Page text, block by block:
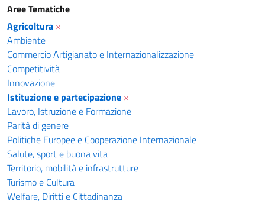
Catalogo bandi - Servizi Digitali Regione
Aree Tematiche
Agricoltura ×
Ambiente
Commercio Artigianato e Internazionalizzazione
Competitività
Innovazione
Istituzione e partecipazione ×
Lavoro, Istruzione e Formazione
Parità di genere
Politiche Europee e Cooperazione Internazionale
Salute, sport e buona vita
Territorio, mobilità e infrastrutture
Turismo e Cultura
Welfare, Diritti e Cittadinanza